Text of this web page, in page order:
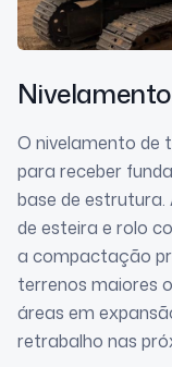
O nivelamento de
para receber
base de
de esteira e rolo
a compactação
terrenos maiores
áreas em
retrabalho nas